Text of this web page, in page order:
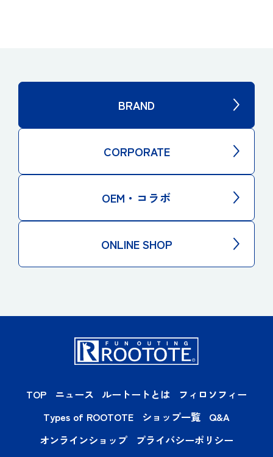
BRAND
CORPORATE
OEM・コラボ
ONLINE SHOP
TOP ニュース ルートートとは
フィロソフィー
Types of ROOTOTE
ショップ一覧
Q&A
オンラインショップ
プライバシーポリシー